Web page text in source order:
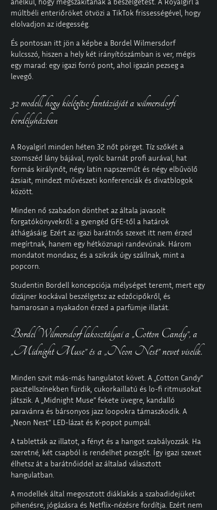
múltbéli enteriőröket ötvözi a TikTok frissességével, hogy
elolvadjon az idegesség.
És pontosan itt jön a képbe a Bordel Wilmersdorf
kulcsszó, hiszen a hely két irányítószámban is ver, mégis
egy marad: egy igazi forró pont, ahol igazán pezseg a
levegő.
32 modell, hogy kielégítse fantáziáját a wilmersdorfi
bordélyházban
A Royalgirl minden héten 32 nőt pörget. Tíz szőkét a
szomszéd lány bájával, nyolc barnát profi aurával, hat
formás királynőt, négy latin napszeműt és négy elbűvölő
ázsiait, mindezt művészeti konferenciák és divatblogok
között.
Minden nő szabadon dönthet az általa javasolt
forgatókönyvekről: a gyengéd GFE-től a határok
áthágásáig. Ezért az igazi barátnős szexet itt nem érzed
megírtnak, hanem egy hétköznapi randevúnak. Három
mondatot mondasz, és a szikrák úgy szállnak, mint a
popcorn.
Studentin Bordell koncepciója mélységet teremt, mert egy
dizájner kockával beszélgetsz az edzőcipőkről, és
hamarosan a nyakadon érzed a parfümje illatát.
Bordel Wilmersdorf lakosztályai a „Cotton Candy”, a
„Midnight Muse” és a „Neon Nest” nevet viselik.
Minden szvit más-más hangulatot követ. A „Cotton Candy”
pasztellszínekben fürdik, cukorkaillatú és lo-fi ritmusokat
játszik. A „Midnight Muse” fekete üvegre, kandalló
paravánra és bársonyos jazz loopokra támaszkodik. A
„Neon Nest” LED-lázat és K-popot pumpál.
A tabletták az illatot, a fényt és a hangot szabályozzák. Ha
szeretné, két csapból is rendelhet pezsgőt. Így igazi szexet
élhetsz át a barátnőiddel az általad választott
hangulatban.
A modellek által megosztott diáklakás a szabadidejüket
pihenésre, jógázásra és Netflix-nézésre fordítja. Ezért nem